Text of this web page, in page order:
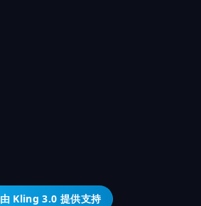
由 Kling 3.0 提供支持